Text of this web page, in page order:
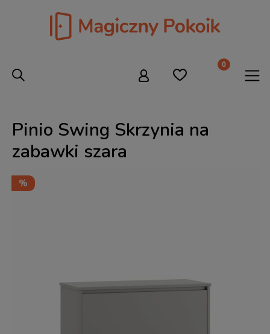
Pinio Swing Skrzynia na
zabawki szara